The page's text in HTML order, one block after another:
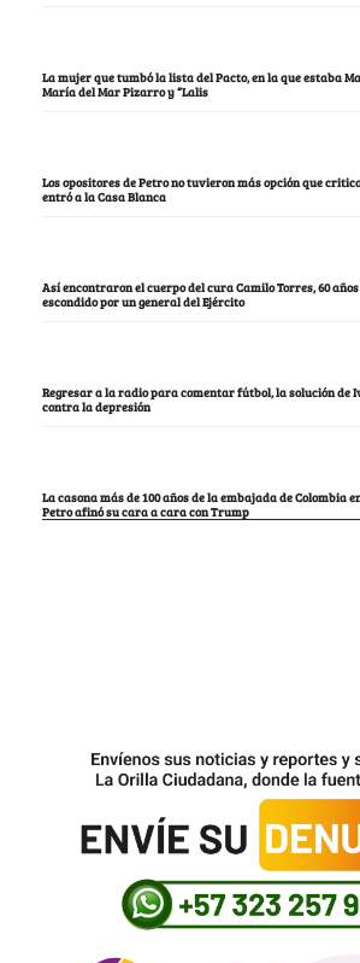
La mujer que tumbó la lista del Pacto, en la que estaba
María del Mar Pizarro y “Lalis
Los opositores de Petro no tuvieron más opción que
entró a la Casa Blanca
Así encontraron el cuerpo del cura Camilo Torres, 60
escondido por un general del Ejército
Regresar a la radio para comentar fútbol, la solución de
contra la depresión
La casona más de 100 años de la embajada de Colombia
Petro afinó su cara a cara con Trump